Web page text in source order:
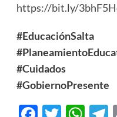
https://bit.ly/
#EducaciónSalta
#Cuidados
#GobiernoPresente